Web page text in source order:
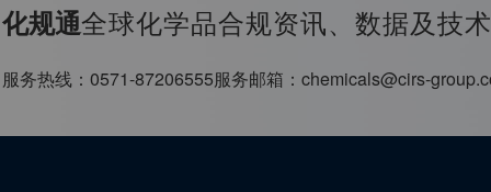
化规通全球化学品合规资讯、数据及技
服务热线： 0571-87206555服务邮箱： chemicals@cirs-